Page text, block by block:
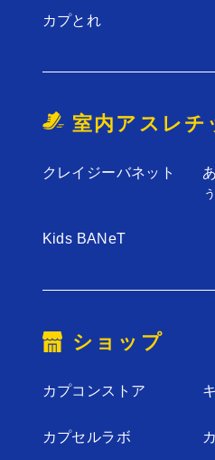
カプとれ
室内アスレチ
クレイジーバネット
ぅ
Kids BANeT
ショップ
カプコンストア
カプセルラボ